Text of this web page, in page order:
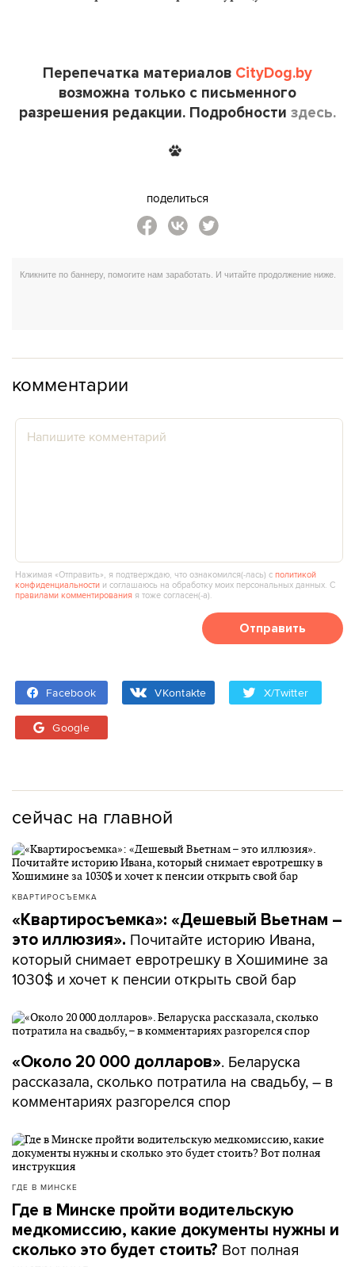
Перепечатка материалов CityDog.by
возможна только с письменного
разрешения редакции. Подробности здесь.
поделиться
комментарии
Нажимая «Отправить», я подтверждаю, что ознакомился(‑лась) сполитикой
конфиденциальности и соглашаюсь на обработку моих персональных данных. С
правилами комментирования я тоже согласен(‑а).
Отправить
Facebook VKontakte X/Twitter
Google
сейчас на главной
КВАРТИРОСЪЕМКА
«Квартиросъемка»: «Дешевый Вьетнам –
это иллюзия». Почитайте историю Ивана,
который снимает евротрешку в Хошимине за
1030$ и хочет к пенсии открыть свой бар
«Около 20 000 долларов». Беларуска
рассказала, сколько потратила на свадьбу, – в
комментариях разгорелся спор
ГДЕ В МИНСКЕ
Где в Минске пройти водительскую
медкомиссию, какие документы нужны и
сколько это будет стоить? Вот полная